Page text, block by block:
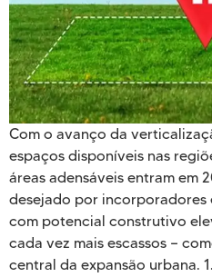
Com o avanço da
espaços disponíveis nas
áreas adensáveis entram em
desejado por incorporadores
com potencial construtivo
cada vez mais escassos —
central da expansão urbana.